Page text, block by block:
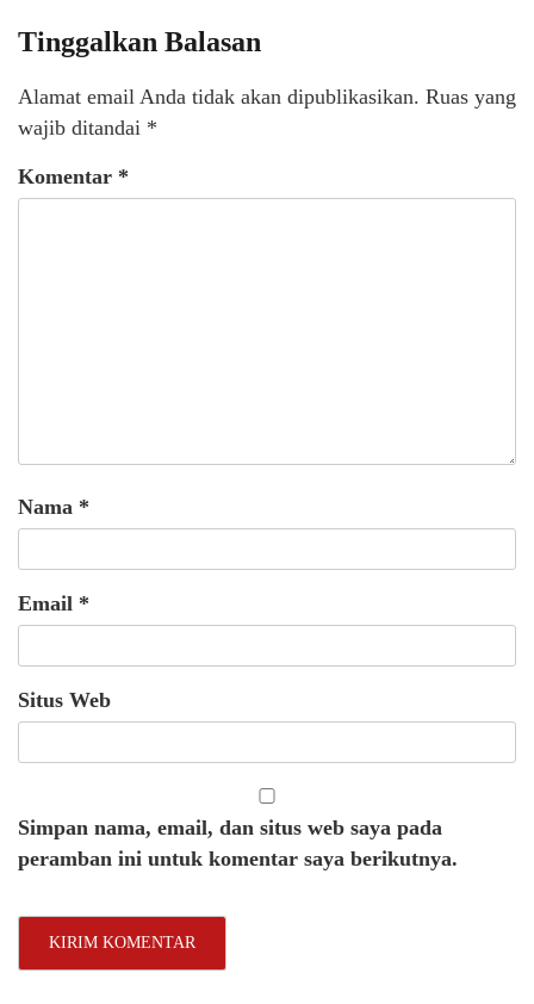
Tinggalkan Balasan
Alamat email Anda tidak akan dipublikasikan. Ruas yang
wajib ditandai *
Komentar *
Nama *
Email *
Situs Web
Simpan nama, email, dan situs web saya pada
peramban ini untuk komentar saya berikutnya.